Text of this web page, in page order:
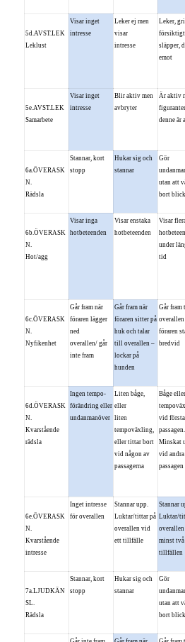
5d.AVST.LEK
Leklust
Visar inget
intresse
Leker ej men
visar
intresse
Leker,
släpper,
emot
5e.AVST.LEK
Samarbete
Visar inget
intresse
Blir aktiv men
avbryter
Är aktiv
denne är
6a.ÖVERASK
N.
Rädsla
Stannar, kort
stopp
Hukar sig och
stannar
Gör
utan att
bort
6b.ÖVERASK
N.
Hot/agg
Visar inga
hotbeteenden
Visar enstaka
hotbeteenden
Visar
under
tid
6c.ÖVERASK
N.
Nyfikenhet
Går fram när
föraren lägger
ned
overallen/ går
inte fram
Går fram när
föraren sitter på
huk och talar
till overallen –
lockar på
hunden
Går
overallen
föraren
bredvid
6d.ÖVERASK
N.
Kvarstående
rädsla
Ingen tempo-
förändring eller
undanmanöver
Liten båge,
eller
liten
tempoväxling,
eller tittar bort
vid någon av
passagerna
Båge eller
vid första
passagen.
Minskat
vid andra
passagen
6e.ÖVERASK
N.
Kvarstående
intresse
Inget intresse
för overallen
Stannar upp.
Luktar/tittar på
overallen vid
ett tillfälle
Stannar
Luktar/
minst två
tillfällen
7a.LJUDKÄN
SL.
Rädsla
Stannar, kort
stopp
Hukar sig och
stannar
Gör
utan att
bort